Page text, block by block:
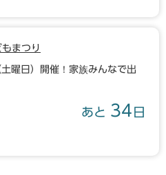
まつり
曜日）開催！家族みんなで出
あと 34 日